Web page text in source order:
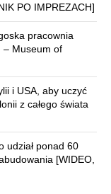
PO IMPREZACH]
pracownia
– Museum of
i USA, aby uczyć
z całego świata
udział ponad 60
[WIDEO,